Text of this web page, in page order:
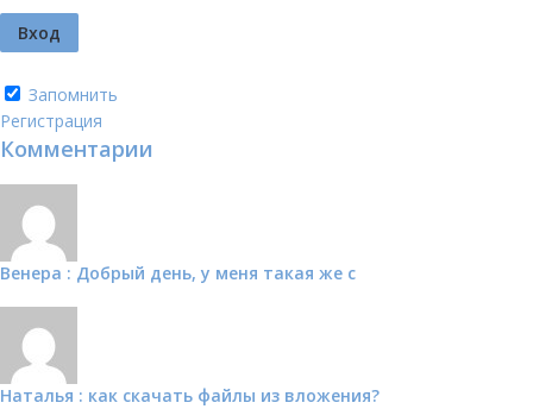
Запомнить
Регистрация
Комментарии
Венера : Добрый день, у меня такая же с
Наталья : как скачать файлы из вложения?